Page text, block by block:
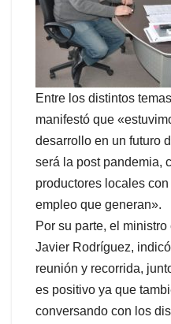
Entre los distintos
manifestó que
desarrollo en un futuro
será la post pandemia,
productores locales
empleo que generan».
Por su parte, el
Javier Rodríguez,
reunión y recorrida,
es positivo ya que
conversando con los